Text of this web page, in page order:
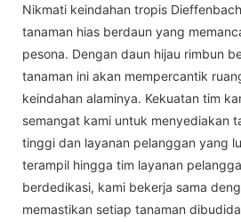
Nikmati keindahan tropis
tanaman hias berdaun yang
pesona. Dengan daun hijau rimbun
tanaman ini akan mempercantik
keindahan alaminya. Kekuatan tim
semangat kami untuk menyediakan
tinggi dan layanan pelanggan yang
terampil hingga tim layanan
berdedikasi, kami bekerja sama
memastikan setiap tanaman